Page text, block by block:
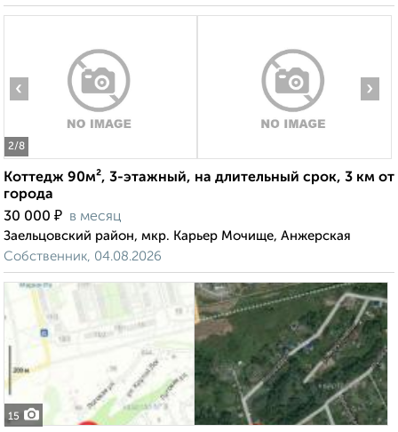
2/8
‹ ›
Коттедж 90м², 3-этажный, на длительный срок, 3 км от
города
30 000 ₽ в месяц
Заельцовский район, мкр. Карьер Мочище, Анжерская
Собственник, 04.08.2026
15